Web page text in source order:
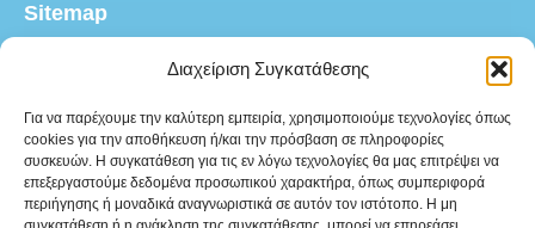
Διαχείριση Συγκατάθεσης
Για να παρέχουμε την καλύτερη εμπειρία, χρησιμοποιούμε τεχνολογίες όπως
cookies για την αποθήκευση ή/και την πρόσβαση σε πληροφορίες
συσκευών. Η συγκατάθεση για τις εν λόγω τεχνολογίες θα μας επιτρέψει να
επεξεργαστούμε δεδομένα προσωπικού χαρακτήρα, όπως συμπεριφορά
περιήγησης ή μοναδικά αναγνωριστικά σε αυτόν τον ιστότοπο. Η μη
Sitemap
Υπηρεσίες
Βιομηχανικοί κλάδοι